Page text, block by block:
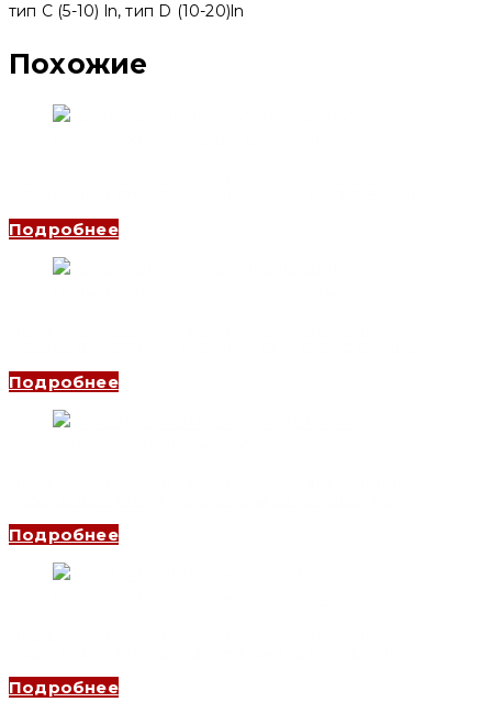
тип C (5-10) ln, тип D (10-20)ln
Похожие
Подробнее
Подробнее
Подробнее
Подробнее